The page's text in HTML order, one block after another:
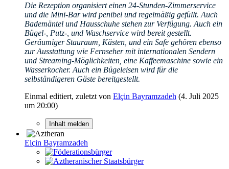
Die Rezeption organisiert einen 24-Stunden-Zimmerservice
und die Mini-Bar wird penibel und regelmäßig gefüllt. Auch
Bademäntel und Hausschuhe stehen zur Verfügung. Auch ein
Bügel-, Putz-, und Waschservice wird bereit gestellt.
Geräumiger Stauraum, Kästen, und ein Safe gehören ebenso
zur Ausstattung wie Fernseher mit internationalen Sendern
und Streaming-Möglichkeiten, eine Kaffeemaschine sowie ein
Wasserkocher. Auch ein Bügeleisen wird für die
selbständigeren Gäste bereitgestellt.
Einmal editiert, zuletzt von Elçin Bayramzadeh (4. Juli 2025
um 20:00)
Inhalt melden
Elçin Bayramzadeh